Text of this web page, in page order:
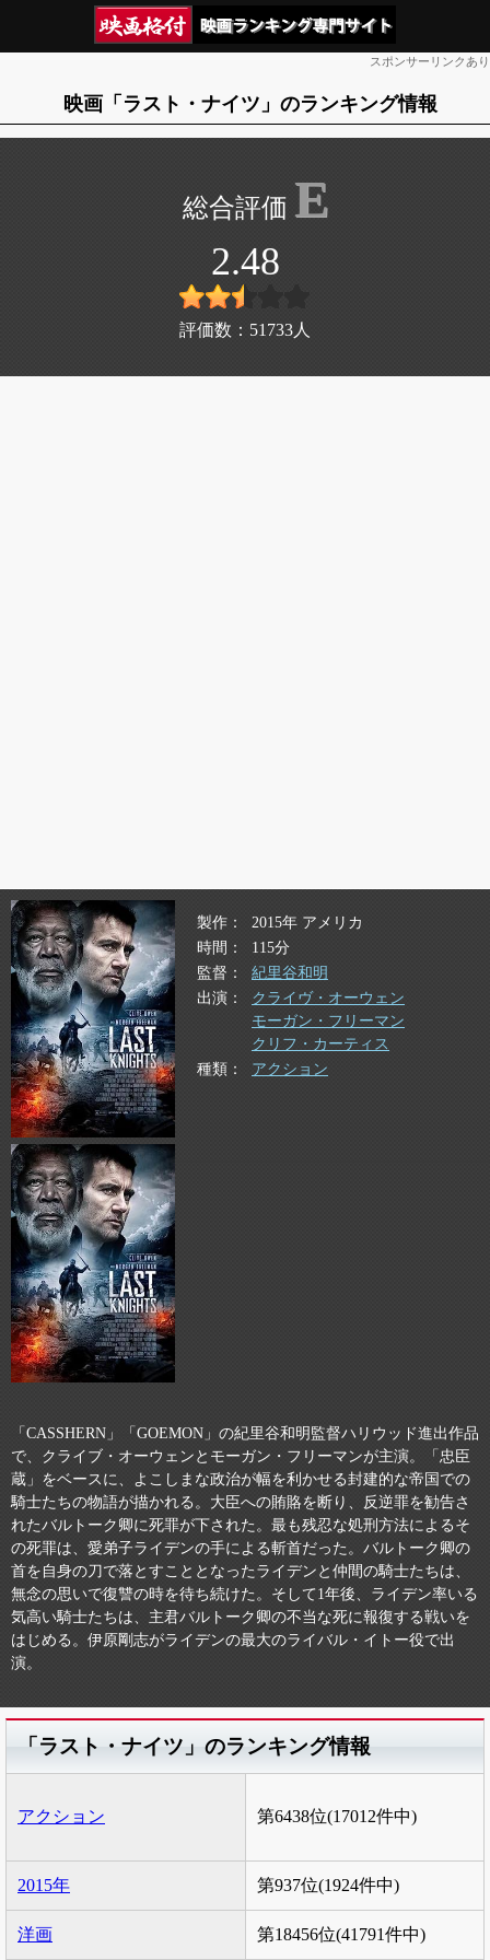
スポンサーリンクあり
映画「ラスト・ナイツ」のランキング情報
E
2.48
評価数： 51733 人
製作
2015年 アメリカ
時間
115分
監督
紀里谷和明
出演
クライヴ・オーウェン
モーガン・フリーマン
クリフ・カーティス
種類
アクション
「CASSHERN」「GOEMON」の紀里谷和明監督ハリウッド進出作品
で、クライブ・オーウェンとモーガン・フリーマンが主演。「忠臣
蔵」をベースに、よこしまな政治が幅を利かせる封建的な帝国での
騎士たちの物語が描かれる。大臣への賄賂を断り、反逆罪を勧告さ
れたバルトーク卿に死罪が下された。最も残忍な処刑方法によるそ
の死罪は、愛弟子ライデンの手による斬首だった。バルトーク卿の
首を自身の刀で落とすこととなったライデンと仲間の騎士たちは、
無念の思いで復讐の時を待ち続けた。そして1年後、ライデン率いる
気高い騎士たちは、主君バルトーク卿の不当な死に報復する戦いを
はじめる。伊原剛志がライデンの最大のライバル・イトー役で出
演。
「ラスト・ナイツ」のランキング情報
アクション 第6438位(17012件中)
2015年 第937位(1924件中)
洋画 第18456位(41791件中)